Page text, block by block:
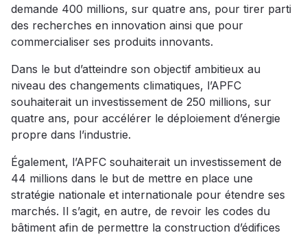
demande 400 millions, sur quatre ans, pour tirer parti
des recherches en innovation ainsi que pour
commercialiser ses produits innovants.
Dans le but d’atteindre son objectif ambitieux au
niveau des changements climatiques, l’APFC
souhaiterait un investissement de 250 millions, sur
quatre ans, pour accélérer le déploiement d’énergie
propre dans l’industrie.
Également, l’APFC souhaiterait un investissement de
44 millions dans le but de mettre en place une
stratégie nationale et internationale pour étendre ses
marchés. Il s’agit, en autre, de revoir les codes du
bâtiment afin de permettre la construction d’édifices